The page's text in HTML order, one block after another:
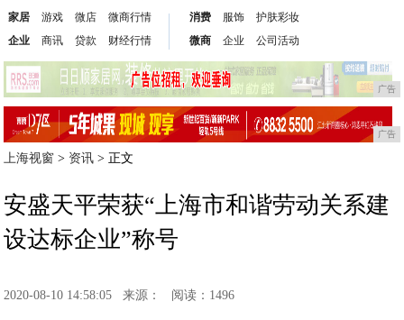
家居
企业
游戏
商讯
微店
贷款
微商行情
财经行情
消费
微商
服饰
企业
护肤彩妆
公司活动
广告
广告
上海视窗 > 资讯 > 正文
安盛天平荣获“上海市和谐劳动关系建
设达标企业”称号
2020-08-10 14:58:05 来源： 阅读：1496